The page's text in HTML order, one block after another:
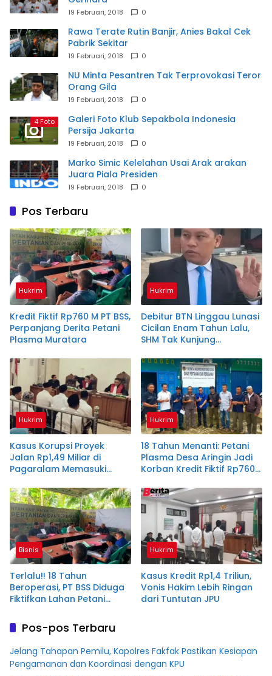
19 Februari, 2018 0
Rawa Terate Rutin Banjir, Anies Bakal Cek
Pabrik Sekitar
19 Februari, 2018 0
NU Minta Pesantren Tak Terprovokasi Teror
Orang Gila
19 Februari, 2018 0
4 Foto
Galeri Foto Klub Sepakbola Indonesia
Persija Jakarta
19 Februari, 2018 0
Marko Simic Kelelahan Usai Arak arakan
Juara Piala Presiden
19 Februari, 2018 0
Pos Terbaru
Hukrim
Kredit Fiktif Rp760 M PT BSS,
Perpanjang Derita Petani
Plasma Muratara
Hukrim
Debitur BTN Linggau Lunasi
Cicilan Enam Tahun Lalu,
SHM Tak Kunjung
Hukrim
Kasus Korupsi Proyek
Jalan Rp1,49 Miliar di
Pagaralam Memasuki
Terdakwa Dituntut 2,5
Tahun Penjara
Hukrim
18 Tahun Menanti: Petani
Plasma Desa Aringin Jadi
Korban Kredit Fiktif Rp760
Bisnis
Terlalu!! 18 Tahun
Beroperasi, PT BSS Diduga
Fiktifkan Lahan Petani
Hukrim
Kasus Kredit Rp1,4 Triliun,
Vonis Hakim Lebih Ringan
dari Tuntutan JPU
Pos-pos Terbaru
Jelang Tahapan Pemilu, Kapolres Fakfak Pastikan Kesiapan
Pengamanan dan Koordinasi dengan KPU